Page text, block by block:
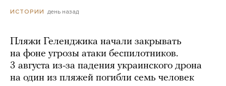
ИСТОРИИ день назад
Пляжи Геленджика начали закрывать
на фоне угрозы атаки беспилотников.
3 августа из-за падения украинского дрона
на один из пляжей погибли семь человек